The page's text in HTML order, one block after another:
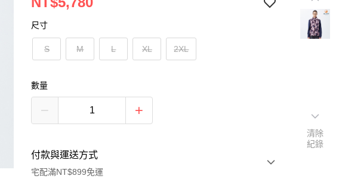
尺寸
S M L XL 2XL
數量
付款與運送方式
宅配滿NT$899免運
清除
紀錄